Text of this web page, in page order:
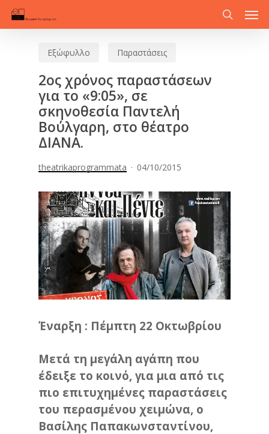
Skip
search
Εξώφυλλο Παραστάσεις
2ος χρόνος παραστάσεων
για το «9:05», σε
σκηνοθεσία Παντελή
Βούλγαρη, στο θέατρο
ΔΙΑΝΑ.
theatrikaprogrammata 04/10/2015
Έναρξη : Πέμπτη 22 Οκτωβρίου
Μετά τη μεγάλη αγάπη που
έδειξε το κοινό, για μια από τις
πιο επιτυχημένες παραστάσεις
του περασμένου χειμώνα, ο
Βασίλης Παπακωνσταντίνου,